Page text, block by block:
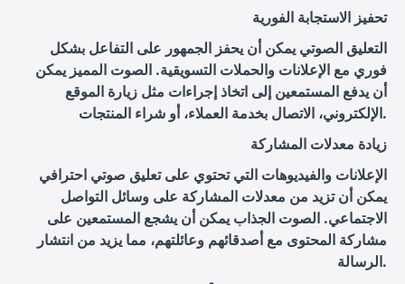
تحفيز الاستجابة الفورية
التعليق الصوتي يمكن أن يحفز الجمهور على التفاعل بشكل
فوري مع الإعلانات والحملات التسويقية. الصوت المميز يمكن
أن يدفع المستمعين إلى اتخاذ إجراءات مثل زيارة الموقع
الإلكتروني، الاتصال بخدمة العملاء، أو شراء المنتجات.
زيادة معدلات المشاركة
الإعلانات والفيديوهات التي تحتوي على تعليق صوتي احترافي
يمكن أن تزيد من معدلات المشاركة على وسائل التواصل
الاجتماعي. الصوت الجذاب يمكن أن يشجع المستمعين على
مشاركة المحتوى مع أصدقائهم وعائلتهم، مما يزيد من انتشار
الرسالة.